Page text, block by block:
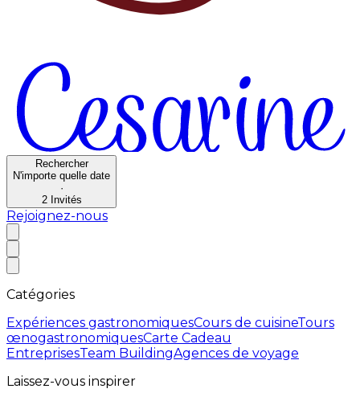
Rechercher
N'importe quelle date
·
2 Invités
Rejoignez-nous
Catégories
Expériences gastronomiquesCours de cuisineTours
œnogastronomiquesCarte Cadeau
EntreprisesTeam BuildingAgences de voyage
Laissez-vous inspirer